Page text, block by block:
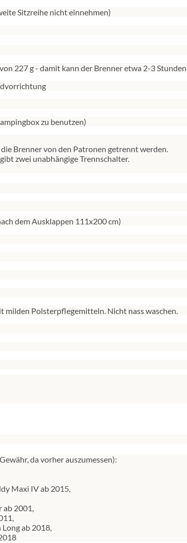
Sitzreihe nicht einnehmen)
227 g - damit kann der Brenner etwa 2-3
zu benutzen)
Brenner von den Patronen getrennt werden.
zwei unabhängige Trennschalter.
dem Ausklappen 111x200 cm)
milden Polsterpflegemitteln. Nicht nass waschen.
da vorher auszumessen):
Maxi IV ab 2015,
ab 2001,
ab 2018,